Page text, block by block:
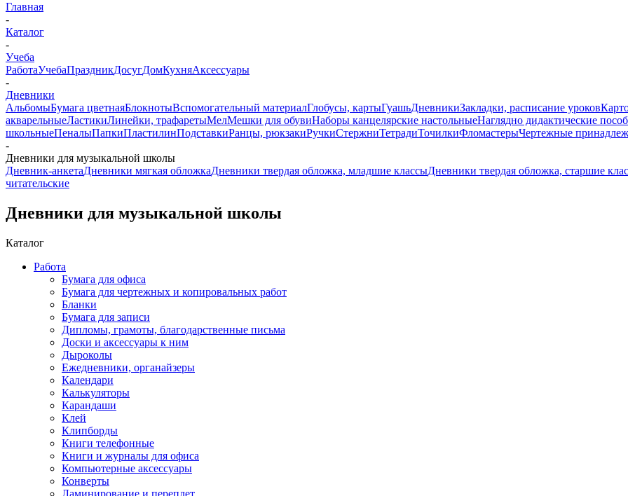
Главная
-
Каталог
-
Учеба
РаботаУчебаПраздникДосугДомКухняАксессуары
-
Дневники
АльбомыБумага цветнаяБлокнотыВспомогательный материалГлобусы, картыГуашьДневникиЗакладки, расписание уроков
акварельныеЛастикиЛинейки, трафаретыМелМешки для обувиНаборы канцелярские настольныеНаглядно дидактические
школьныеПеналыПапкиПластилинПодставкиРанцы, рюкзакиРучкиСтержниТетрадиТочилкиФломастерыЧертежные
-
Дневники для музыкальной школы
Дневник-анкетаДневники мягкая обложкаДневники твердая обложка, младшие классыДневники твердая обложка, старшие
читательские
Дневники для музыкальной школы
Каталог
Работа
Бумага для офиса
Бумага для чертежных и копировальных работ
Бланки
Бумага для записи
Дипломы, грамоты, благодарственные письма
Доски и аксессуары к ним
Дыроколы
Ежедневники, органайзеры
Календари
Калькуляторы
Карандаши
Клей
Клипборды
Книги телефонные
Книги и журналы для офиса
Компьютерные аксессуары
Конверты
Ламинирование и переплет